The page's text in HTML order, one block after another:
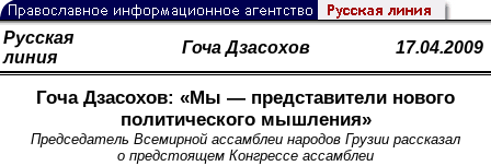
Русская
линия
Гоча Дзасохов 17.04.2009
Гоча Дзасохов: «Мы — представители нового
политического мышления»
Председатель Всемирной ассамблеи народов Грузии рассказал
о предстоящем Конгрессе ассамблеи